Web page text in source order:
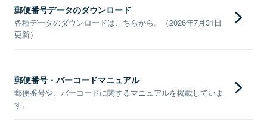
郵便番号データのダウンロード
各種データのダウンロードはこちらから。（2026年7月31日
更新）
郵便番号・バーコードマニュアル
郵便番号や、バーコードに関するマニュアルを掲載していま
す。